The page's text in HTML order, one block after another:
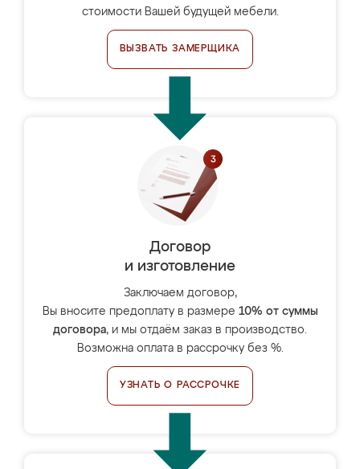
стоимости Вашей будущей мебели.
ВЫЗВАТЬ ЗАМЕРЩИКА
Договор
и изготовление
Заключаем договор,
Вы вносите предоплату в размере 10% от суммы
договора, и мы отдаём заказ в производство.
Возможна оплата в рассрочку без %.
УЗНАТЬ О РАССРОЧКЕ